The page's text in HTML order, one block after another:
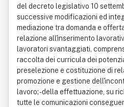
del decreto legislativo 10
successive modificazioni ed
mediazione tra domanda e
relazione all'inserimento
lavoratori svantaggiati,
raccolta dei curricula dei
preselezione e costituzione di
promozione e gestione
lavoro; - della effettuazione, su
tutte le comunicazioni